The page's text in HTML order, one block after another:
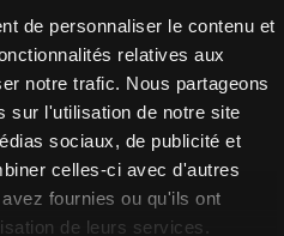
de personnaliser le contenu et
relatives aux
notre trafic. Nous partageons
sur l'utilisation de notre site
sociaux, de publicité et
celles-ci avec d'autres
fournies ou qu'ils ont
de leurs services.